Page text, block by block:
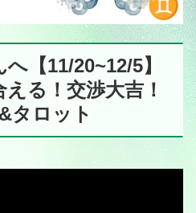
【11/20~12/5】
る！交渉大吉！
タロット